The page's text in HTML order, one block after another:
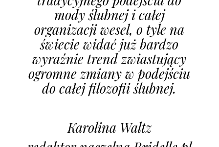
mody ślubnej i całej
organizacji wesel, o tyle na
świecie widać już bardzo
wyraźnie trend zwiastujący
ogromne zmiany w podejściu
do całej filozofii ślubnej.
Karolina Waltz